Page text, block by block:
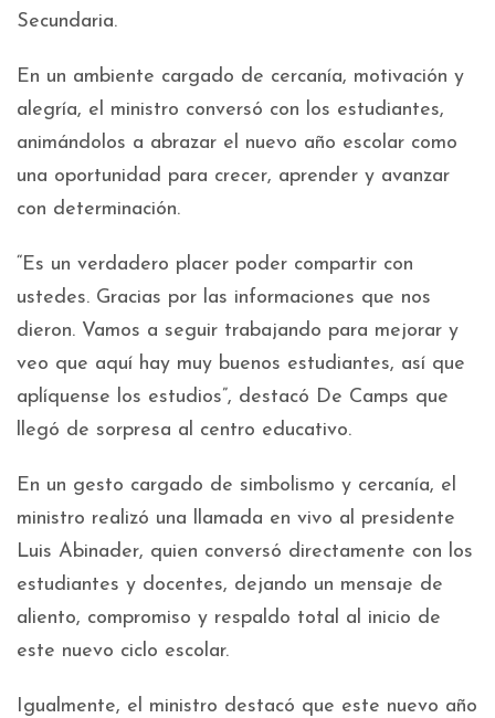
Secundaria.
En un ambiente cargado de cercanía, motivación y
alegría, el ministro conversó con los estudiantes,
animándolos a abrazar el nuevo año escolar como
una oportunidad para crecer, aprender y avanzar
con determinación.
“Es un verdadero placer poder compartir con
ustedes. Gracias por las informaciones que nos
dieron. Vamos a seguir trabajando para mejorar y
veo que aquí hay muy buenos estudiantes, así que
aplíquense los estudios”, destacó De Camps que
llegó de sorpresa al centro educativo.
En un gesto cargado de simbolismo y cercanía, el
ministro realizó una llamada en vivo al presidente
Luis Abinader, quien conversó directamente con los
estudiantes y docentes, dejando un mensaje de
aliento, compromiso y respaldo total al inicio de
este nuevo ciclo escolar.
Igualmente, el ministro destacó que este nuevo año